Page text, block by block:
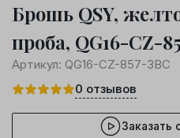
Брошь QSY,
проба, QG16-CZ-
Артикул: QG16-CZ-857-3BC
0 отзывов
Заказать